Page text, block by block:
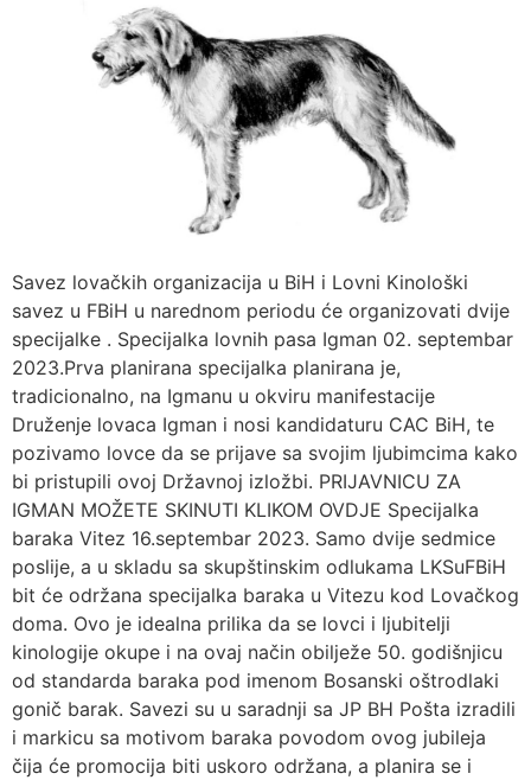
Savez lovačkih organizacija u BiH i Lovni Kinološki
savez u FBiH u narednom periodu će organizovati dvije
specijalke . Specijalka lovnih pasa Igman 02. septembar
2023.Prva planirana specijalka planirana je,
tradicionalno, na Igmanu u okviru manifestacije
Druženje lovaca Igman i nosi kandidaturu CAC BiH, te
pozivamo lovce da se prijave sa svojim ljubimcima kako
bi pristupili ovoj Državnoj izložbi. PRIJAVNICU ZA
IGMAN MOŽETE SKINUTI KLIKOM OVDJE Specijalka
baraka Vitez 16.septembar 2023. Samo dvije sedmice
poslije, a u skladu sa skupštinskim odlukama LKSuFBiH
bit će održana specijalka baraka u Vitezu kod Lovačkog
doma. Ovo je idealna prilika da se lovci i ljubitelji
kinologije okupe i na ovaj način obilježe 50. godišnjicu
od standarda baraka pod imenom Bosanski oštrodlaki
gonič barak. Savezi su u saradnji sa JP BH Pošta izradili
i markicu sa motivom baraka povodom ovog jubileja
čija će promocija biti uskoro održana, a planira se i